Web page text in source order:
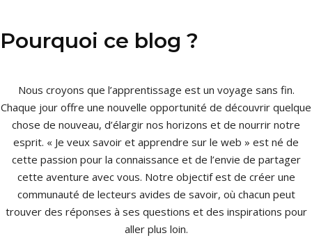
Pourquoi ce blog ?
Nous croyons que l’apprentissage est un voyage sans fin.
Chaque jour offre une nouvelle opportunité de découvrir quelque
chose de nouveau, d’élargir nos horizons et de nourrir notre
esprit. « Je veux savoir et apprendre sur le web » est né de
cette passion pour la connaissance et de l’envie de partager
cette aventure avec vous. Notre objectif est de créer une
communauté de lecteurs avides de savoir, où chacun peut
trouver des réponses à ses questions et des inspirations pour
aller plus loin.